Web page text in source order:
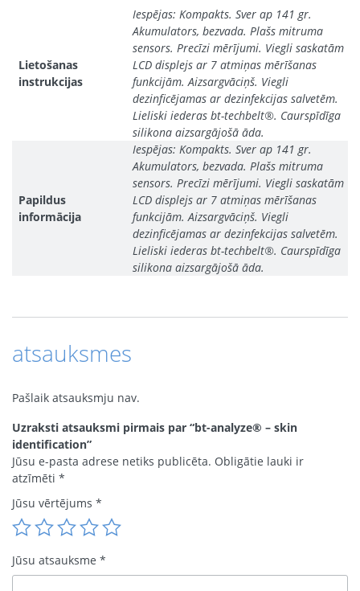
Lietošanas
instrukcijas
Iespējas: Kompakts. Sver ap 141 gr.
Akumulators, bezvada. Plašs mitruma
sensors. Precīzi mērījumi. Viegli saskatām
LCD displejs ar 7 atmiņas mērīšanas
funkcijām. Aizsargvāciņš. Viegli
dezinficējamas ar dezinfekcijas salvetēm.
Lieliski iederas bt-techbelt®. Caurspīdīga
silikona aizsargājošā āda.
Papildus
informācija
Iespējas: Kompakts. Sver ap 141 gr.
Akumulators, bezvada. Plašs mitruma
sensors. Precīzi mērījumi. Viegli saskatām
LCD displejs ar 7 atmiņas mērīšanas
funkcijām. Aizsargvāciņš. Viegli
dezinficējamas ar dezinfekcijas salvetēm.
Lieliski iederas bt-techbelt®. Caurspīdīga
silikona aizsargājošā āda.
atsauksmes
Pašlaik atsauksmju nav.
Uzraksti atsauksmi pirmais par “bt-analyze® – skin
identification”
Jūsu e-pasta adrese netiks publicēta. Obligātie lauki ir
atzīmēti *
Jūsu vērtējums *
Jūsu atsauksme *